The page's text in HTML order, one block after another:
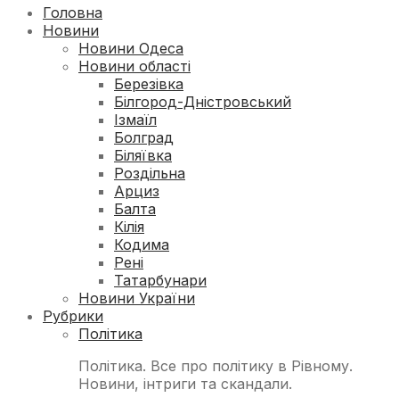
Головна
Новини
Новини Одеса
Новини області
Березівка
Білгород-Дністровський
Ізмаїл
Болград
Біляївка
Роздільна
Арциз
Балта
Кілія
Кодима
Рені
Татарбунари
Новини України
Рубрики
Політика
Політика. Все про політику в Рівному.
Новини, інтриги та скандали.